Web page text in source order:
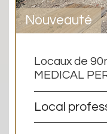
Nouveauté
Locaux de
MEDICAL
Local